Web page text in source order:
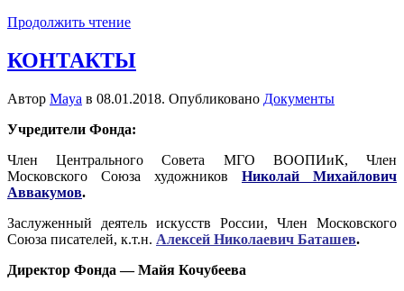
Продолжить чтение
КОНТАКТЫ
Автор Maya в 08.01.2018. Опубликовано Документы
Учредители Фонда:
Член Центрального Совета МГО ВООПИиК, Член
Московского Союза художников Николай Михайлович
Аввакумов.
Заслуженный деятель искусств России, Член Московского
Союза писателей, к.т.н. Алексей Николаевич Баташев.
Директор Фонда—Майя Кочубеева